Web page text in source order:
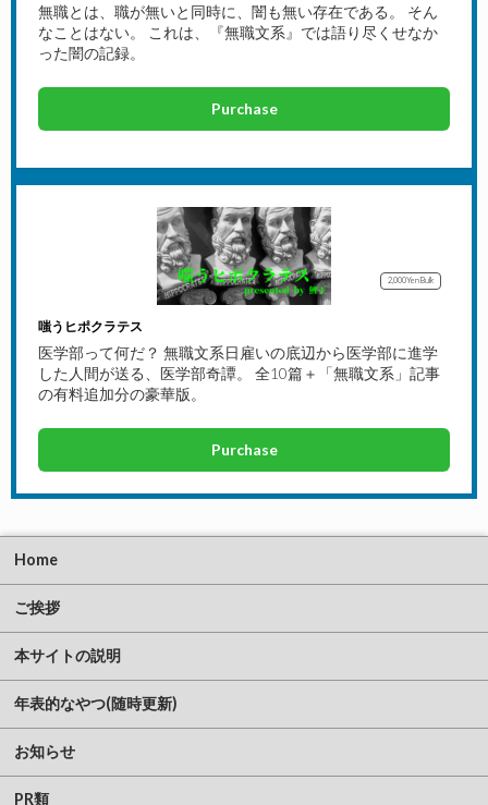
無職とは、職が無いと同時に、闇も無い存在である。 そん
なことはない。 これは、『無職文系』では語り尽くせなか
った闇の記録。
Purchase
2,000YenBulk
嗤うヒポクラテス
医学部って何だ？ 無職文系日雇いの底辺から医学部に進学
した人間が送る、医学部奇譚。 全10篇＋「無職文系」記事
の有料追加分の豪華版。
Purchase
Home
ご挨拶
本サイトの説明
年表的なやつ(随時更新)
お知らせ
PR類